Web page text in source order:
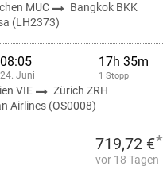
MUC
Bangkok BKK
(LH2373)
08:05
24. Juni
17h 35m
1 Stopp
VIE
Zürich ZRH
Airlines (OS0008)
719,72 €*
vor 18 Tagen